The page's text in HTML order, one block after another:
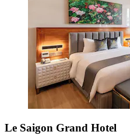
Le Saigon Grand Hotel